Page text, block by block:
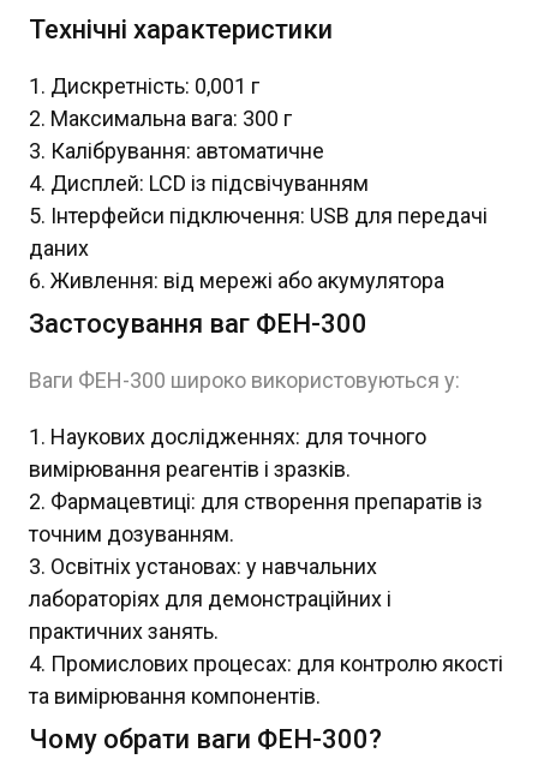
Технічні характеристики
Дискретність: 0,001 г
Максимальна вага: 300 г
Калібрування: автоматичне
Дисплей: LCD із підсвічуванням
Інтерфейси підключення: USB для передачі
даних
Живлення: від мережі або акумулятора
Застосування ваг ФЕН-300
Ваги ФЕН-300 широко використовуються у:
Наукових дослідженнях: для точного
вимірювання реагентів і зразків.
Фармацевтиці: для створення препаратів із
точним дозуванням.
Освітніх установах: у навчальних
лабораторіях для демонстраційних і
практичних занять.
Промислових процесах: для контролю якості
та вимірювання компонентів.
Чому обрати ваги ФЕН-300?